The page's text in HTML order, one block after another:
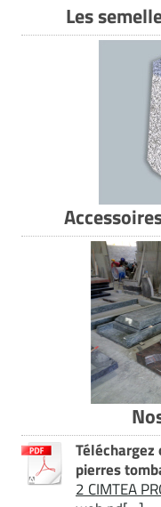
Les
Téléchargez
pierres
2 CIMTEA